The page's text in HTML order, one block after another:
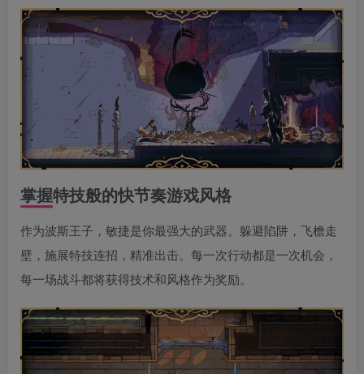
掌握特技般的快节奏游戏风格
作为波斯王子，敏捷是你最强大的武器。躲避陷阱，飞檐走
壁，施展特技连招，精准出击。每一次行动都是一次机会，
每一场战斗都将获得技术和风格作为奖励。